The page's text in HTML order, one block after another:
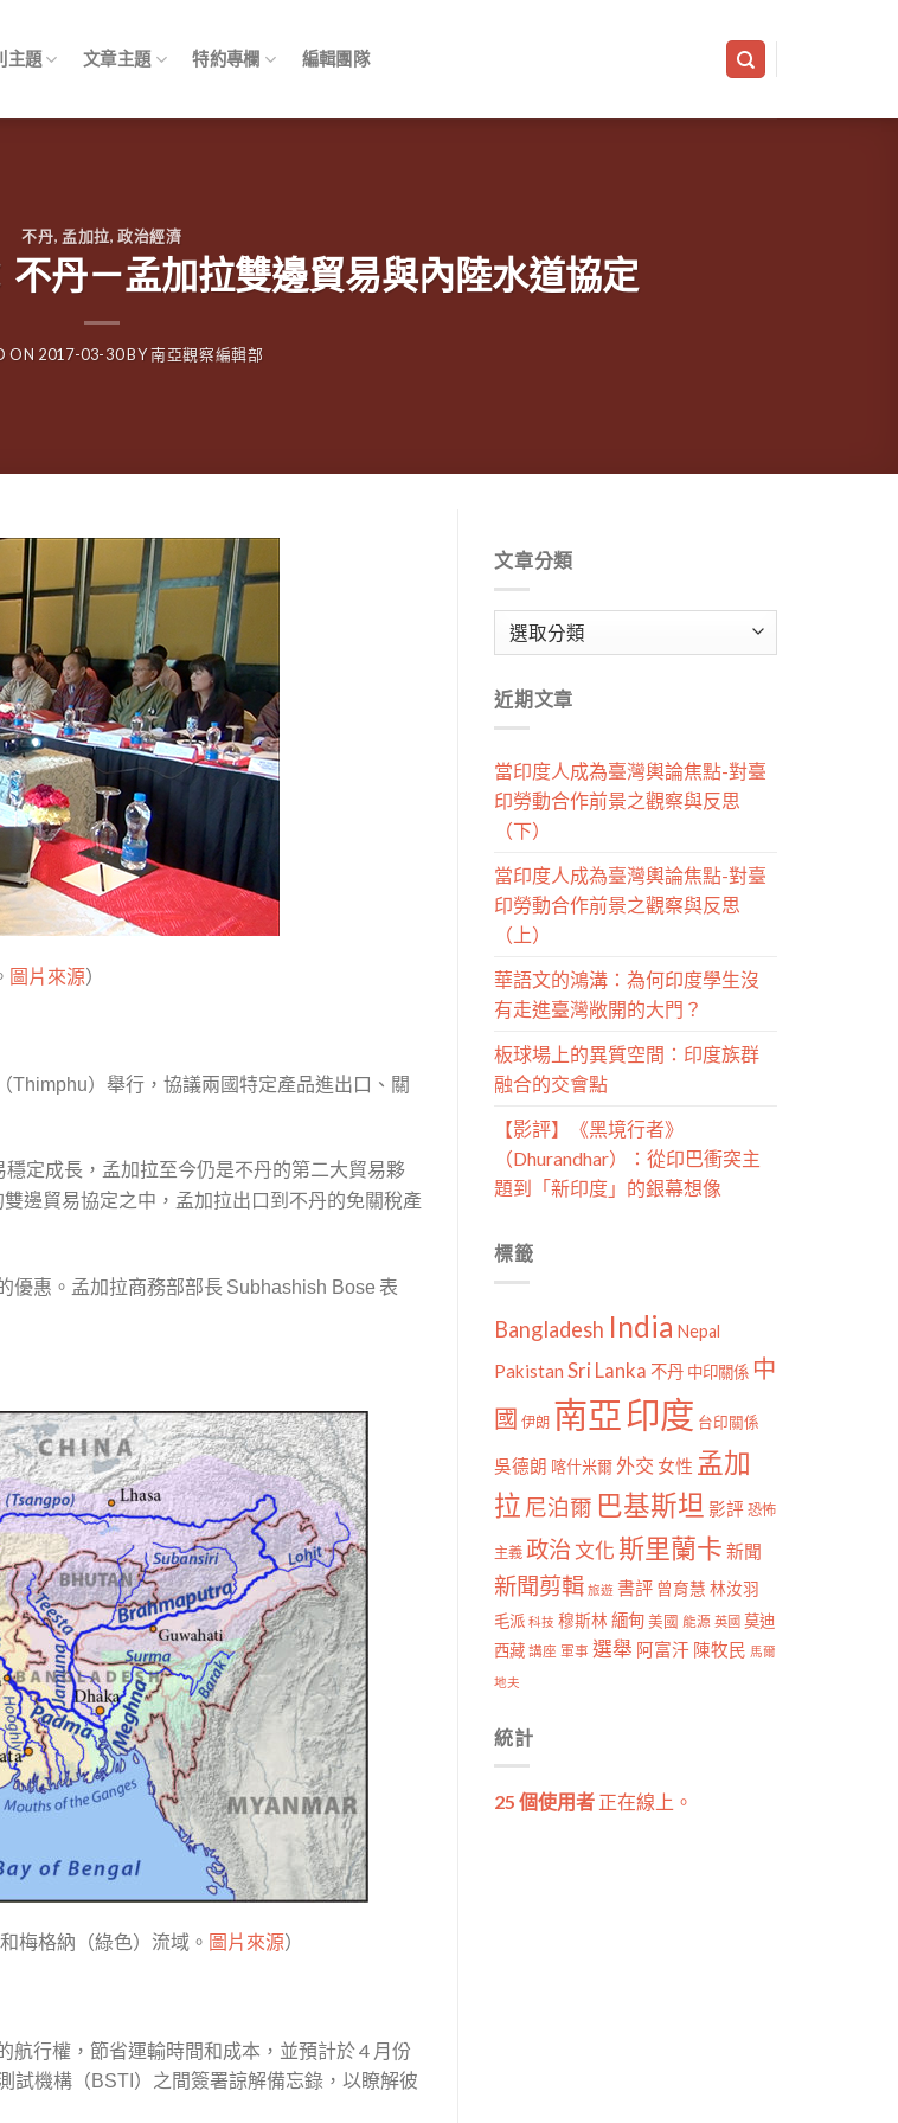
主題 文章主題 特約專欄 編輯團隊
不丹, 孟加拉,政治經濟
丹－孟加拉雙邊貿易與內陸水道協定
ON 2017-03-30BY南亞觀察編輯部
圖片來源）
Thimphu）舉行，協議兩國特定產品進出口、關
定成長，孟加拉至今仍是不丹的第二大貿易夥
邊貿易協定之中，孟加拉出口到不丹的免關稅產
優惠。孟加拉商務部部長 Subhashish Bose 表
梅格納（綠色）流域。 圖片來源）
行權，節省運輸時間和成本，並預計於 4 月份
試機構（BSTI ）之間簽署諒解備忘錄，以瞭解彼
文章分類
章
類
近期文章
當印度人成為臺灣輿論焦點-對臺
印勞動合作前景之觀察與反思
（下）
當印度人成為臺灣輿論焦點-對臺
印勞動合作前景之觀察與反思
（上）
華語文的鴻溝：為何印度學生沒
有走進臺灣敞開的大門？
板球場上的異質空間：印度族群
融合的交會點
【影評】《黑境行者》
（Dhurandhar）：從印巴衝突主
題到「新印度」的銀幕想像
標籤
Bangladesh India Nepal
Pakistan Sri Lanka 不丹 中印關係 中
國 伊朗 南亞印度 台印關係
吳德朗 喀什米爾外交 女性 孟加
拉 尼泊爾 巴基斯坦 影評 恐怖
主義 政治文化斯里蘭卡 新聞
新聞剪輯 旅遊 書評 曾育慧 林汝羽
毛派 科技 穆斯林 緬甸 美國 能源 英國 莫迪
西藏 講座 軍事 選舉 阿富汗 陳牧民 馬爾
地夫
統計
25 個使用者 正在線上。